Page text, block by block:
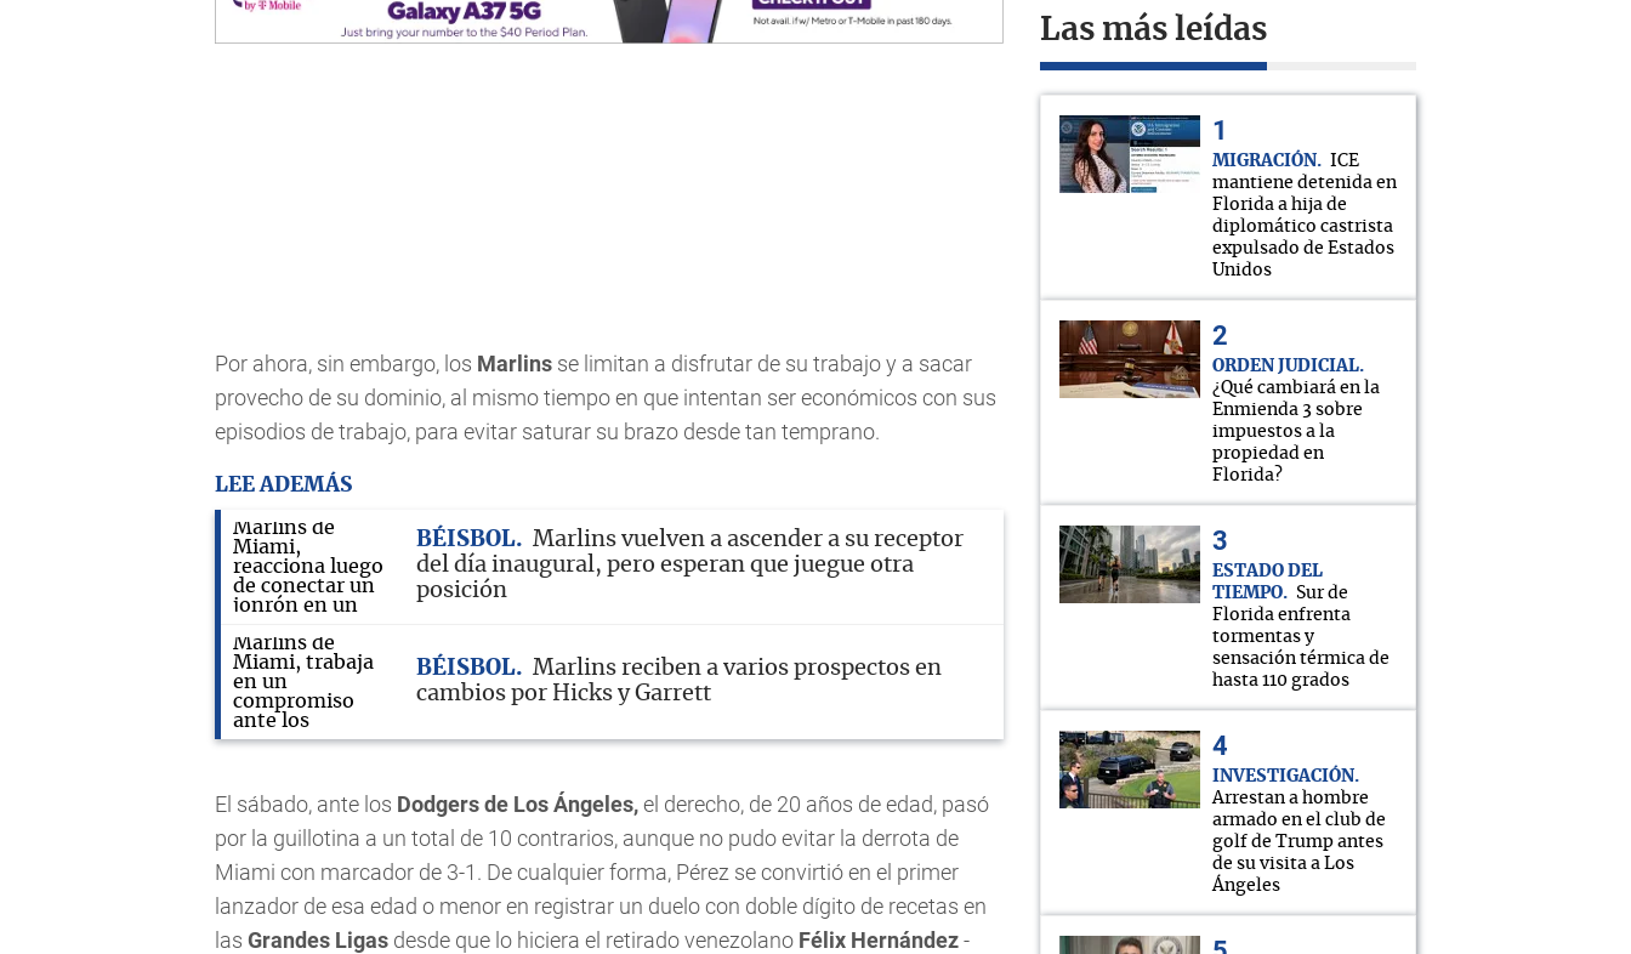
Por ahora, sin embargo, los Marlins se limitan a disfrutar de su trabajo y a sacar
provecho de su dominio, al mismo tiempo en que intentan ser económicos con sus
episodios de trabajo, para evitar saturar su brazo desde tan temprano.
LEE ADEMÁS
BÉISBOL
Marlins vuelven a ascender a su receptor
del día inaugural, pero esperan que juegue otra
posición
BÉISBOL
Marlins reciben a varios prospectos en
cambios por Hicks y Garrett
El sábado, ante los Dodgers de Los Ángeles,el derecho, de 20 años de edad, pasó
por la guillotina a un total de 10 contrarios, aunque no pudo evitar la derrota de
Miami con marcador de 3-1. De cualquier forma, Pérez se convirtió en el primer
lanzador de esa edad o menor en registrar un duelo con doble dígito de recetas en
las Grandes Ligas desde que lo hiciera el retirado venezolano Félix Hernández-
Las más leídas
MIGRACIÓN
ICE
mantiene detenida en
Florida a hija de
diplomático castrista
expulsado de Estados
Unidos
ORDEN JUDICIAL
¿Qué cambiará en la
Enmienda 3 sobre
impuestos a la
propiedad en
Florida?
ESTADO DEL
TIEMPO
Sur de
Florida enfrenta
tormentas y
sensación térmica de
hasta 110 grados
INVESTIGACIÓN
Arrestan a hombre
armado en el club de
golf de Trump antes
de su visita a Los
Ángeles